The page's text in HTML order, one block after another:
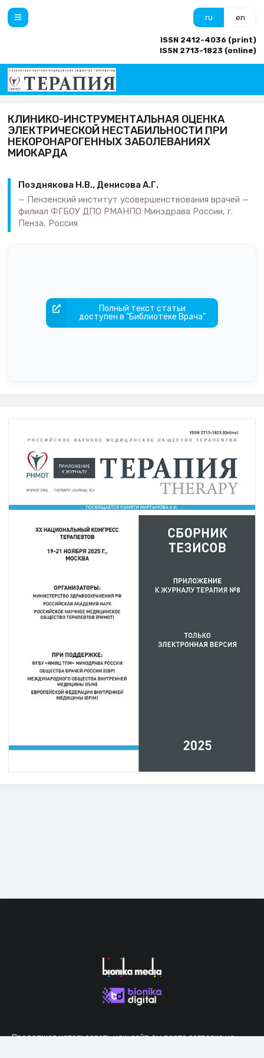
ru en
ISSN 2412-4036 (print)
ISSN 2713-1823 (online)
КЛИНИКО-ИНСТРУМЕНТАЛЬНАЯ ОЦЕНКА
ЭЛЕКТРИЧЕСКОЙ НЕСТАБИЛЬНОСТИ ПРИ
НЕКОРОНАРОГЕННЫХ ЗАБОЛЕВАНИЯХ
МИОКАРДА
Позднякова Н.В., Денисова А.Г.
Пензенский институт усовершенствования врачей —
филиал ФГБОУ ДПО РМАНПО Минздрава России, г.
Пенза, Россия
Полный текст статьи
доступен в "Библиотеке Врача"
Продолжая использовать наш сайт, вы даете согласие на